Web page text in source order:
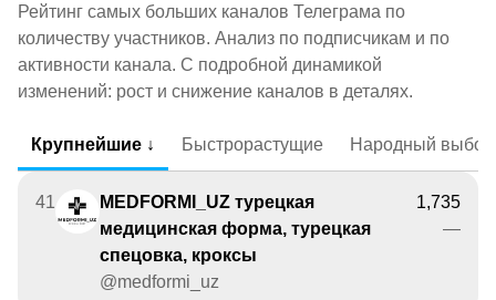
Рейтинг самых больших каналов Телеграма по
количеству участников. Анализ по подписчикам и по
активности канала. С подробной динамикой
изменений: рост и снижение каналов в деталях.
Крупнейшие ↓ Быстрорастущие Народный выбор
41
MEDFORMI_UZ турецкая
медицинская форма, турецкая
спецовка, кроксы
@medformi_uz
1,735
—